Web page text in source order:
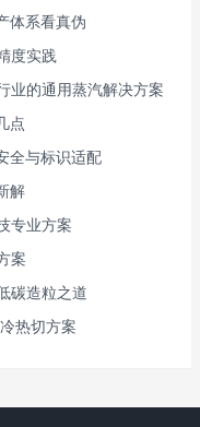
体系看真伪
度实践
业的通用蒸汽解决方案
点
全与标识适配
解
专业方案
案
碳造粒之道
热切方案